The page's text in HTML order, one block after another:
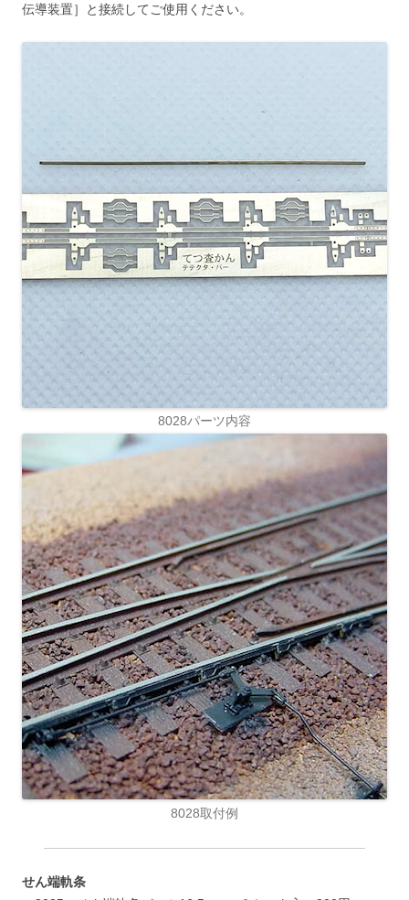
伝導装置］と接続してご使用ください。
8028パーツ内容
8028取付例
せん端軌条